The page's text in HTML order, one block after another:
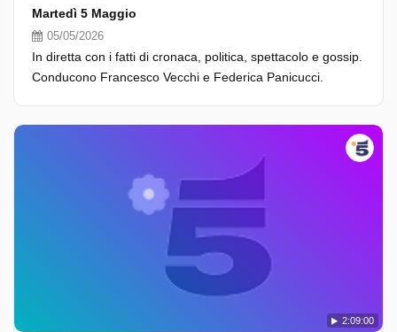
Martedì 5 Maggio
05/05/2026
In diretta con i fatti di cronaca, politica, spettacolo e gossip.
Conducono Francesco Vecchi e Federica Panicucci.
2:09:00